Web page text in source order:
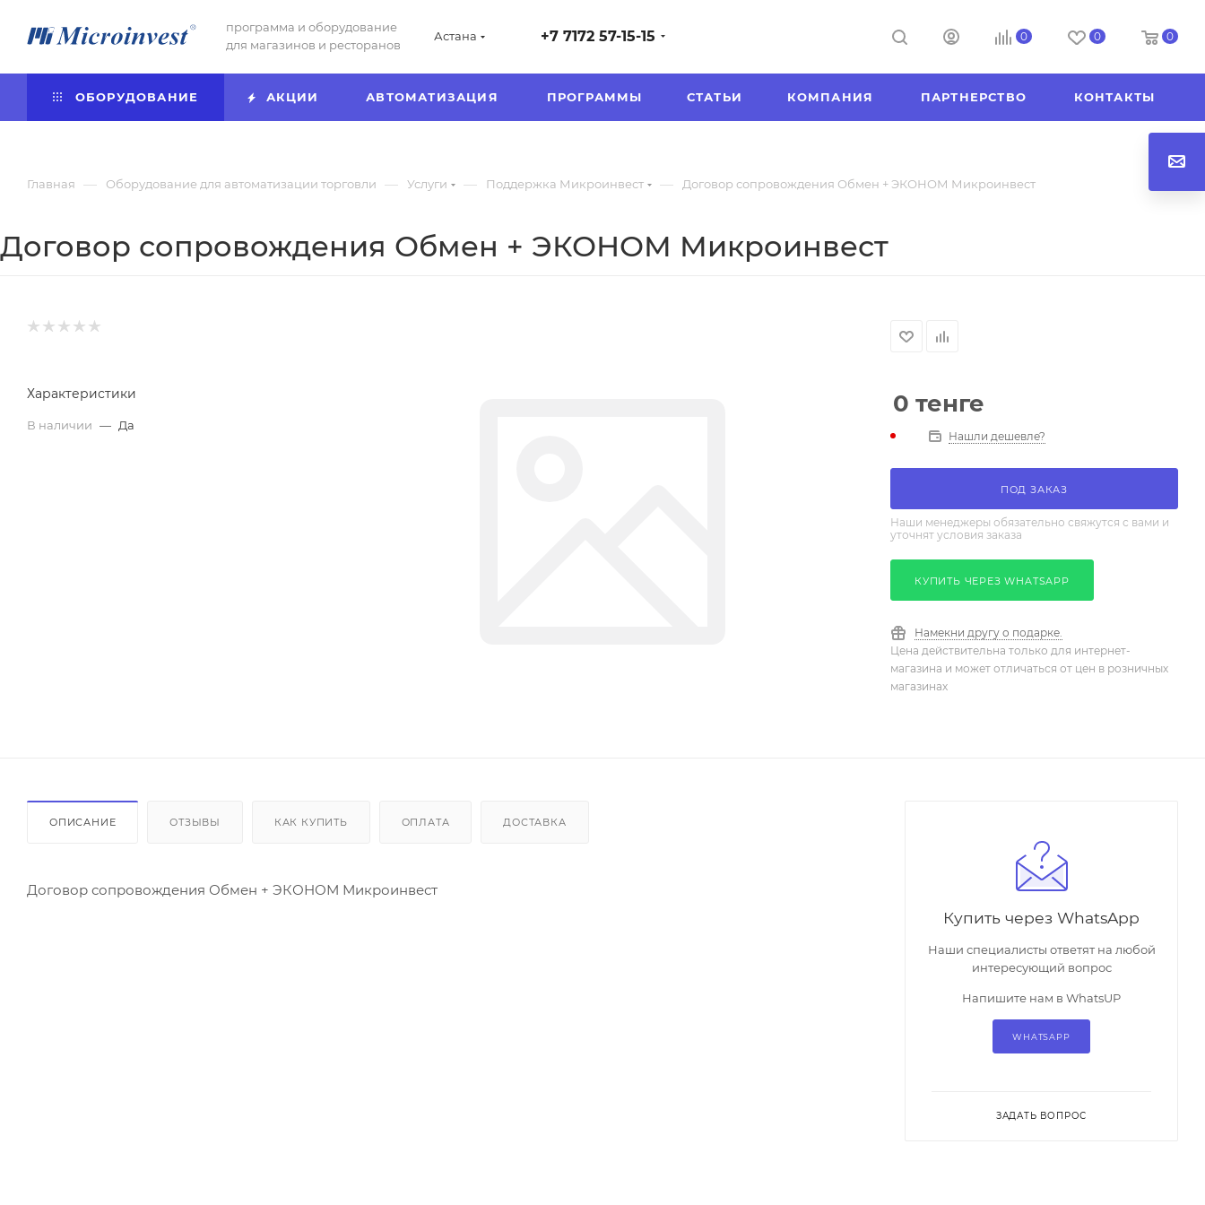
программа и оборудование
для магазинов и ресторанов
Астана +7 7172 57-15-15 0 0 0
ОБОРУДОВАНИЕ АКЦИИ АВТОМАТИЗАЦИЯ ПРОГРАММЫ СТАТЬИ КОМПАНИЯ ПАРТНЕРСТВО КОНТАКТЫ
Главная — Оборудование для автоматизации торговли — Услуги — Поддержка Микроинвест — Договор сопровождения Обмен + ЭКОНОМ Микроинвест
Договор сопровождения Обмен + ЭКОНОМ Микроинвест
Характеристики
В наличии — Да
0 тенге
Нашли дешевле?
ПОД ЗАКАЗ
Наши менеджеры обязательно свяжутся с вами и
уточнят условия заказа
КУПИТЬ ЧЕРЕЗ WHATSAPP
Намекни другу о подарке.
Цена действительна только для интернет-
магазина и может отличаться от цен в розничных
магазинах
ОПИСАНИЕ ОТЗЫВЫ КАК КУПИТЬ ОПЛАТА ДОСТАВКА
Договор сопровождения Обмен + ЭКОНОМ Микроинвест
Купить через WhatsApp
Наши специалисты ответят на любой
интересующий вопрос
Напишите нам в WhatsUP
WHATSAPP
ЗАДАТЬ ВОПРОС